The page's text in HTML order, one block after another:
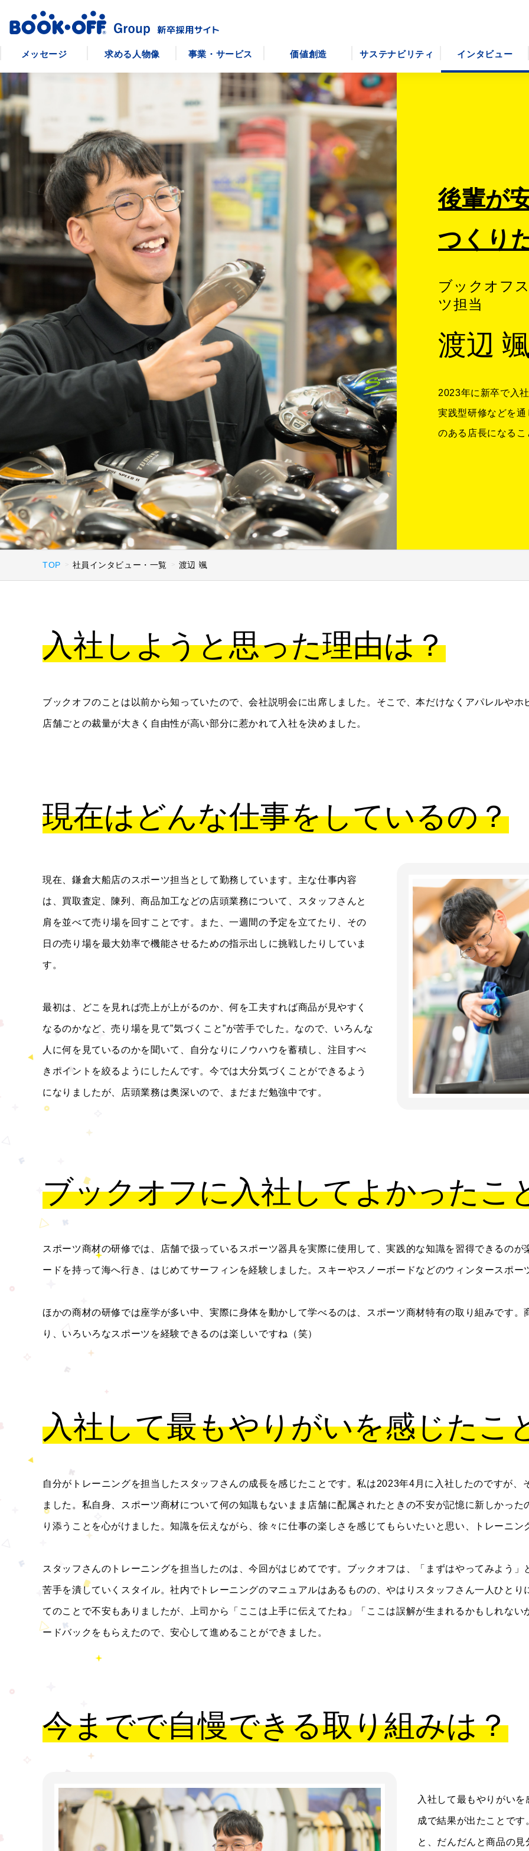
メッセージ 求める人物像 事業・サービス 価値創造 サステナビリティ インタビュー
後輩が
つくり
ブックオフ
ツ担当
渡辺
2023年に新卒で入
実践型研修などを
のある店長になるこ
TOP 社員インタビュー・一覧 渡辺 颯
入社しようと思った理由は？
ブックオフのことは以前から知っていたので、会社説明会に出席しました。そこで、本だけなくアパレルや
店舗ごとの裁量が大きく自由性が高い部分に惹かれて入社を決めました。
現在はどんな仕事をしているの？
現在、鎌倉大船店のスポーツ担当として勤務しています。主な仕事内容
は、買取査定、陳列、商品加工などの店頭業務について、スタッフさんと
肩を並べて売り場を回すことです。また、一週間の予定を立てたり、その
日の売り場を最大効率で機能させるための指示出しに挑戦したりしていま
す。
最初は、どこを見れば売上が上がるのか、何を工夫すれば商品が見やすく
なるのかなど、売り場を見て”気づくこと”が苦手でした。なので、いろんな
人に何を見ているのかを聞いて、自分なりにノウハウを蓄積し、注目すべ
きポイントを絞るようにしたんです。今では大分気づくことができるよう
になりましたが、店頭業務は奥深いので、まだまだ勉強中です。
ブックオフに入社してよかったこ
スポーツ商材の研修では、店舗で扱っているスポーツ器具を実際に使用して、実践的な知識を習得できるの
ードを持って海へ行き、はじめてサーフィンを経験しました。スキーやスノーボードなどのウィンタースポ
ほかの商材の研修では座学が多い中、実際に身体を動かして学べるのは、スポーツ商材特有の取り組みです
り、いろいろなスポーツを経験できるのは楽しいですね（笑）
入社して最もやりがいを感じたこ
自分がトレーニングを担当したスタッフさんの成長を感じたことです。私は2023年4月に入社したのですが
ました。私自身、スポーツ商材について何の知識もないまま店舗に配属されたときの不安が記憶に新しかっ
り添うことを心がけました。知識を伝えながら、徐々に仕事の楽しさを感じてもらいたいと思い、トレーニン
スタッフさんのトレーニングを担当したのは、今回がはじめてです。ブックオフは、「まずはやってみよう
苦手を潰していくスタイル。社内でトレーニングのマニュアルはあるものの、やはりスタッフさん一人ひと
てのことで不安もありましたが、上司から「ここは上手に伝えてたね」「ここは誤解が生まれるかもしれな
ードバックをもらえたので、安心して進めることができました。
今までで自慢できる取り組みは？
入社して最もやりがい
成で結果が出たことで
と、だんだんと商品の